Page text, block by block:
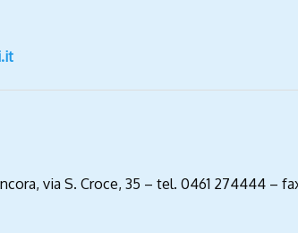
via S. Croce, 35 – tel. 0461 274444 –